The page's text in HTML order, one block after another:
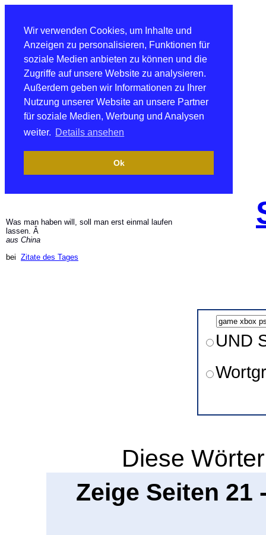
Wir verwenden Cookies, um Inhalte und
Anzeigen zu personalisieren, Funktionen für
soziale Medien anbieten zu können und die
Zugriffe auf unsere Website zu analysieren.
Außerdem geben wir Informationen zu Ihrer
Nutzung unserer Website an unsere Partner
für soziale Medien, Werbung und Analysen
weiter. Details ansehen
Ok
Was man haben will, soll man erst einmal laufen
lassen. Â
aus China
bei Zitate des Tages
UND
Diese
Zeige Seiten 21